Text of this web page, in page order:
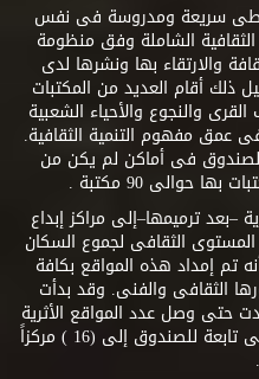
بخطى سريعة ومدروسة فى نفس
الشاملة وفق منظومة
والارتقاء بها ونشرها لدى
أقام العديد من المكتبات
والنجوع والأحياء الشعبية
عمق مفهوم التنمية الثقافية.
الصندوق فى أماكن لم يكن من
حوالى 90 مكتبة .
–بعد ترميمها–إلى مراكز إبداع
الثقافى لجموع السكان
تم إمداد هذه المواقع بكافة
الثقافى والفنى. وقد بدأت
وامتدت حتى وصل عدد المواقع الأثرية
التى تم تحويلها إلى مراكز إبداع فنى تابعة للصندوق إلى (16 ) مركزاً